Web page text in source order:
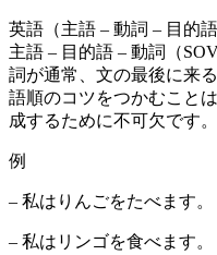
英語（主語 – 動詞 – 目的
主語 – 目的語 – 動詞（
詞が通常、文の最後に来
語順のコツをつかむこと
成するために不可欠です。
例
– 私はりんごをたべます。
– 私はリンゴを食べます